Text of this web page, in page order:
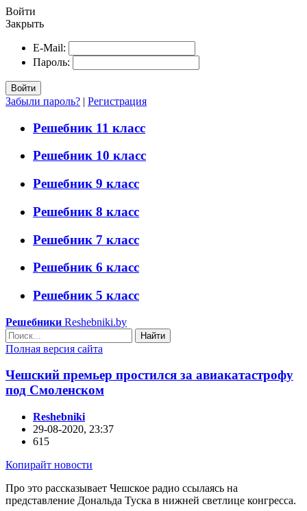
Войти
Закрыть
E-Mail:
Пароль:
Войти
Забыли пароль? | Регистрация
Решебник 11 класс
Решебник 10 класс
Решебник 9 класс
Решебник 8 класс
Решебник 7 класс
Решебник 6 класс
Решебник 5 класс
Решебники Reshebniki.by
Найти
Полная версия сайта
Чешский премьер простился за авиакатастрофу
под Смоленском
Reshebniki
29-08-2020, 23:37
615
Копирайт новости
Про это рассказывает Чешское радио ссылаясь на
представление Дональда Туска в нижней светлице конгресса.